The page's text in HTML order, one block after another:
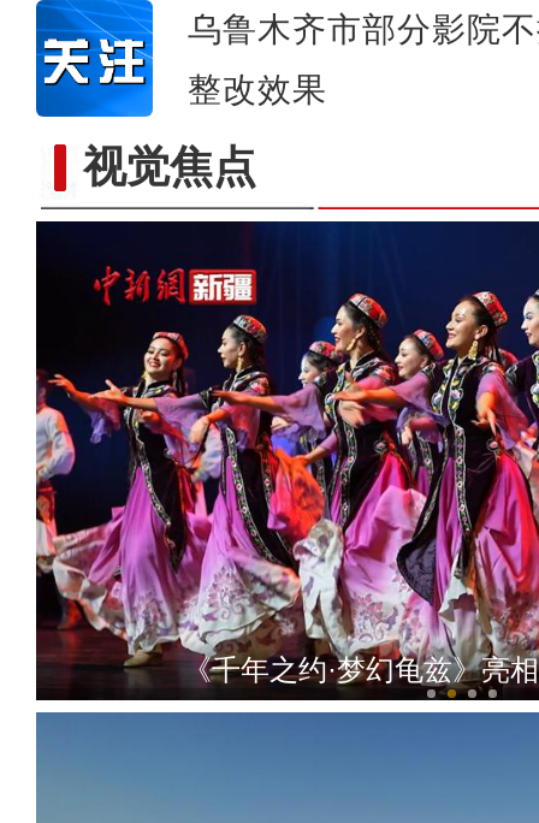
乌鲁木齐市部分影院
整改效果
视觉焦点
《千年之约·梦幻龟兹》亮
新疆墨玉县：蘑菇大棚